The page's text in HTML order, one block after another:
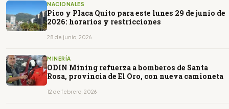
NACIONALES
Pico y Placa Quito para este lunes 29 de junio de
2026: horarios y restricciones
28 de junio, 2026
MINERÍA
ODIN Mining refuerza a bomberos de Santa
Rosa, provincia de El Oro, con nueva camioneta
12 de febrero, 2026